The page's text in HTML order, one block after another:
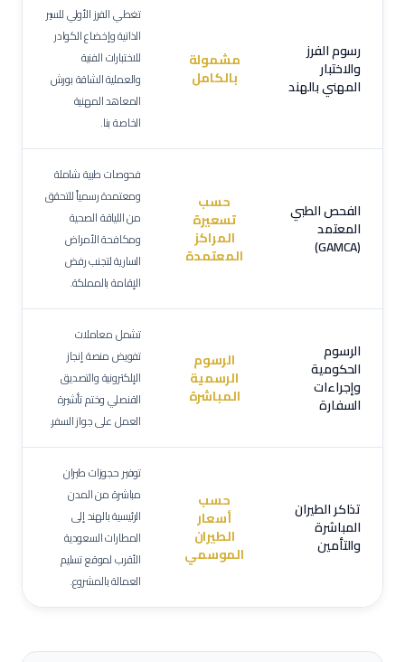
رسوم الفرز
والاختبار
المهني بالهند
مشمولة
بالكامل
تغطي الفرز الأولي للسير
الذاتية وإخضاع الكوادر
للاختبارات الفنية
والعملية الشاقة بورش
المعاهد المهنية
الخاصة بنا.
الفحص الطبي
المعتمد
(GAMCA)
حسب
تسعيرة
المراكز
المعتمدة
فحوصات طبية شاملة
ومعتمدة رسمياً للتحقق
من اللياقة الصحية
ومكافحة الأمراض
السارية لتجنب رفض
الإقامة بالمملكة.
الرسوم
الحكومية
وإجراءات
السفارة
الرسوم
الرسمية
المباشرة
تشمل معاملات
تفويض منصة إنجاز
الإلكترونية والتصديق
القنصلي وختم تأشيرة
العمل على جواز السفر.
تذاكر الطيران
المباشرة
والتأمين
حسب
أسعار
الطيران
الموسمي
توفير حجوزات طيران
مباشرة من المدن
الرئيسية بالهند إلى
المطارات السعودية
الأقرب لموقع تسليم
العمالة بالمشروع.